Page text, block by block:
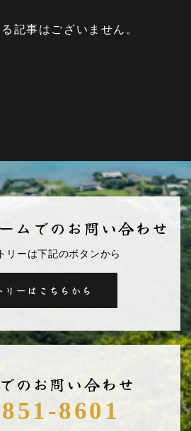
記事はございません。
ムでのお問い合わせ
リーは下記のボタンから
リーはこちらから
のお問い合わせ
8601